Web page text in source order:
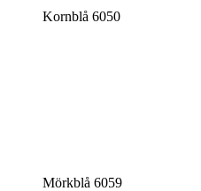
Kornblå 6050
Mörkblå 6059